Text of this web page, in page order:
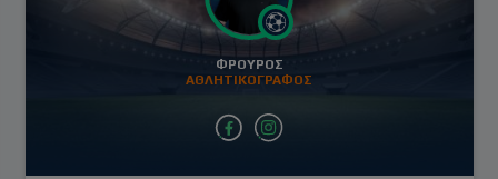
ΦΡΟΥΡΌΣ
ΑΘΛΗΤΙΚΟΓΡΑΦΟΣ
facebook social link
instagram social link